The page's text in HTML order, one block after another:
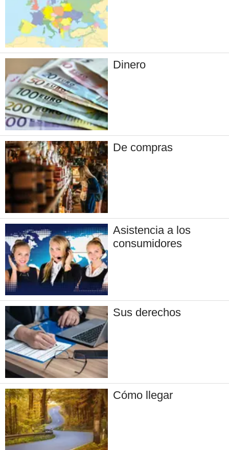
Dinero
De compras
Asistencia a los
consumidores
Sus derechos
Cómo llegar